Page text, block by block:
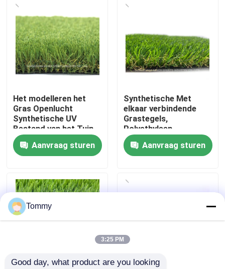
Producten
Video's
Over Ons
Fabriekstour
Kwaliteitscontrole
Nieuws
Offerte Aanvragen
Het modelleren het
Gras Openlucht
Synthetische UV
Bestand van het Tuin
Kunstmatige Gras
Aanvraag sturen
Synthetische Met
elkaar verbindende
Grastegels,
Polyethyleen
Kunstmatig Gras
16800 Dichtheid
Aanvraag sturen
Tommy
3:25 PM
Good day, what product are you looking